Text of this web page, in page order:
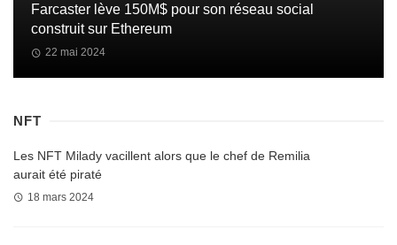
Farcaster lève 150M$ pour son réseau social
construit sur Ethereum
22 mai 2024
NFT
Les NFT Milady vacillent alors que le chef de Remilia
aurait été piraté
18 mars 2024